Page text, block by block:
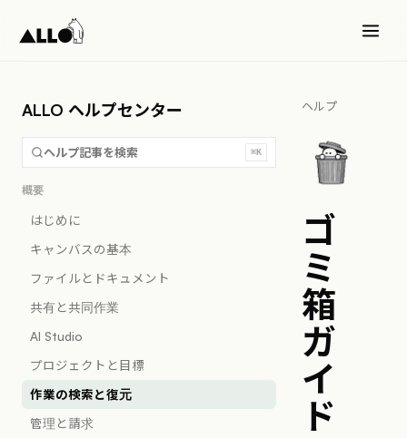
ALLO ヘルプセンター
ヘルプ記事を検索 ⌘K
概要
はじめに
キャンバスの基本
ファイルとドキュメント
共有と共同作業
AI Studio
プロジェクトと目標
作業の検索と復元
管理と請求
ヘルプ
ゴ
ミ
箱
ガ
イ
ド